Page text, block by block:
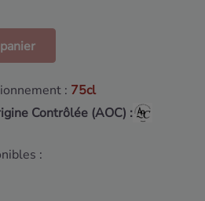
: 75cl
Contrôlée (AOC) :
: